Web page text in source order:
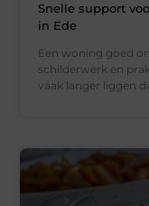
Snelle support
in Ede
Een woning goed
schilderwerk en
vaak langer liggen